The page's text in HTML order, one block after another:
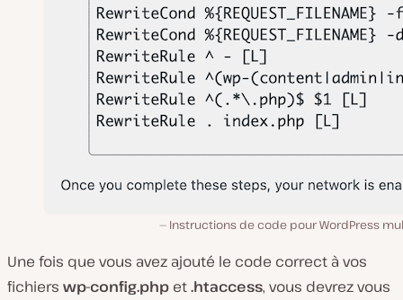
Instructions de code pour WordPress
Une fois que vous avez ajouté le code correct à vos
fichiers wp-config.php et.htaccess, vous devrez vous